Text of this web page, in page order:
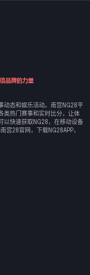
动态和娱乐活动。南宫NG28平
类热门赛事和实时比分，让体
以快速获取NG28，在移动设备
宫28官网，下载NG28APP，